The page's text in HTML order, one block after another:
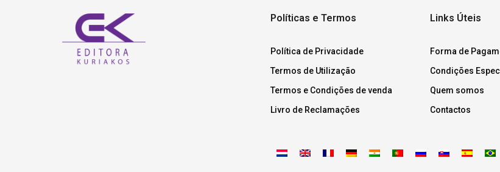
Políticas e Termos
Política de Privacidade
Termos de Utilização
Termos e Condições de venda
Livro de Reclamações
Links Úteis
Forma de
Condições
Quem somos
Contactos